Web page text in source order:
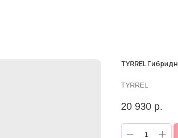
TYRREL
TYRREL
20 930 р.